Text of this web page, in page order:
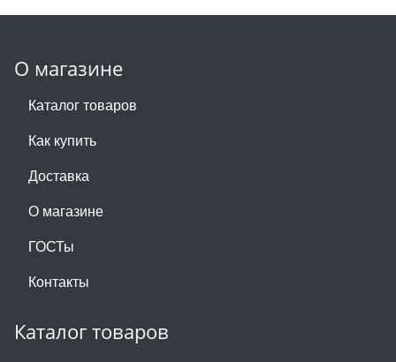
О магазине
Каталог товаров
Как купить
Доставка
О магазине
ГОСТы
Контакты
Каталог товаров